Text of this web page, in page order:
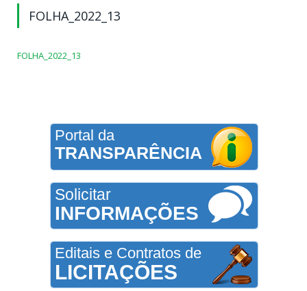
FOLHA_2022_13
FOLHA_2022_13
Portal da
TRANSPARÊNCIA
Solicitar
INFORMAÇÕES
Editais e Contratos de
LICITAÇÕES